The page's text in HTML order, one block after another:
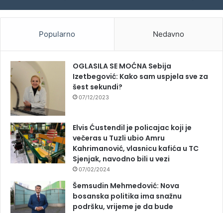
Popularno Nedavno
OGLASILA SE MOĆNA Sebija
Izetbegović: Kako sam uspjela sve za
šest sekundi?
07/12/2023
Elvis Ćustendil je policajac koji je
večeras u Tuzli ubio Amru
Kahrimanović, vlasnicu kafića u TC
Sjenjak, navodno bili u vezi
07/02/2024
Šemsudin Mehmedović: Nova
bosanska politika ima snažnu
podršku, vrijeme je da bude